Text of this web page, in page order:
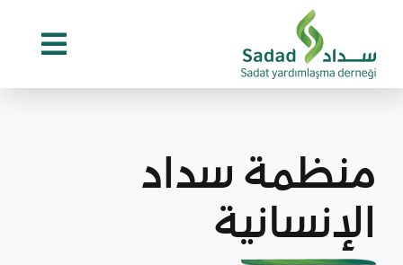
content
منظمة سداد
الإنسانية